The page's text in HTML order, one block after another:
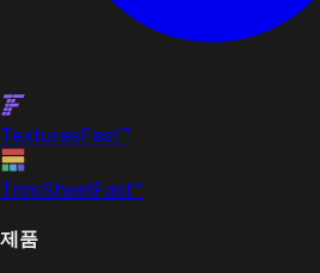
TexturesFast™
TrimSheetFast™
제품